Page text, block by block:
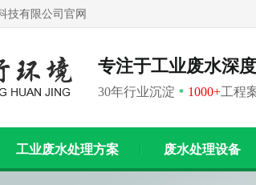
技有限公司官网
专注于工业废水深
30年行业沉淀 * 1000+工程
工业废水处理方案 废水处理设备